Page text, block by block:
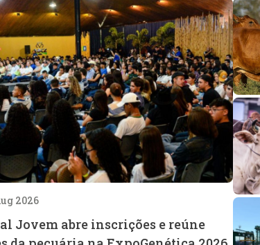
2026
Jovem abre inscrições e reúne